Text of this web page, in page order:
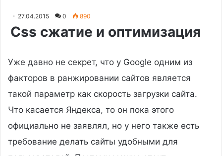
27.04.2015 0 890
Css сжатие и оптимизация
Уже давно не секрет, что у Google одним из
факторов в ранжировании сайтов является
такой параметр как скорость загрузки сайта.
Что касается Яндекса, то он пока этого
официально не заявлял, но у него также есть
требование делать сайты удобными для